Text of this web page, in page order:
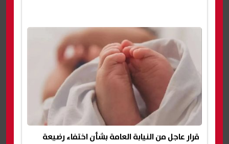
قرار عاجل من النيابة العامة بشأن اختفاء رضيعة